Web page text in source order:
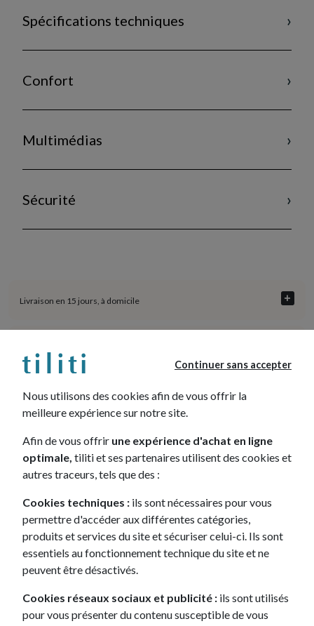
Continuer sans accepter
Nous utilisons des cookies afin de vous offrir la
meilleure expérience sur notre site.
Afin de vous offrir une expérience d'achat en ligne
optimale, tiliti et ses partenaires utilisent des cookies et
autres traceurs, tels que des :
Cookies techniques : ils sont nécessaires pour vous
permettre d'accéder aux différentes catégories,
produits et services du site et sécuriser celui-ci. Ils sont
essentiels au fonctionnement technique du site et ne
peuvent être désactivés.
Cookies réseaux sociaux et publicité : ils sont utilisés
pour vous présenter du contenu susceptible de vous
Spécifications techniques
Confort
Multimédias
Sécurité
+
Livraison en 15 jours, à domicile
Véhicule neuf ou reconditionné
tiliti, une filiale du Crédit Mutuel Leasing
Les + selon tiliti sur la
Peugeot 208